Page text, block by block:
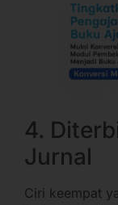
4.
Jurnal
Ciri keempat